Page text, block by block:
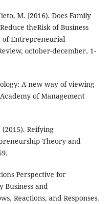
M. (2016). Does Family
theRisk of Business
of Entrepreneurial
october-december, 1-
A new way of viewing
of Management
Reifying
Theory and
Perspective for
Business and
Reactions, and Responses.